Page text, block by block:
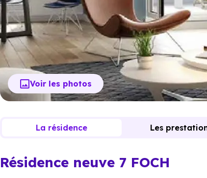
Voir les photos
Résidence neuve 7 FOCH
La résidence Les